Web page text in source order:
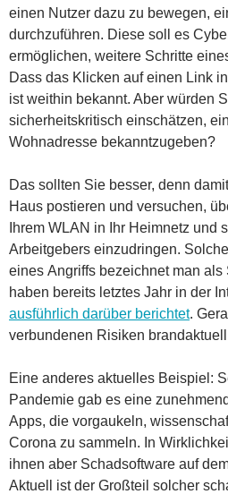
einen Nutzer dazu zu bewegen,
durchzuführen. Diese soll es
ermöglichen, weitere Schritte
Dass das Klicken auf einen Link
ist weithin bekannt. Aber würden
sicherheitskritisch einschätzen,
Wohnadresse bekanntzugeben?
Das sollten Sie besser, denn
Haus postieren und versuchen,
Ihrem WLAN in Ihr Heimnetz und
Arbeitgebers einzudringen.
eines Angriffs bezeichnet man
haben bereits letztes Jahr in der
ausführlich darüber berichtet.
verbundenen Risiken
Eine anderes aktuelles Beispiel:
Pandemie gab es eine
Apps, die vorgaukeln,
Corona zu sammeln. In
ihnen aber Schadsoftware auf
Aktuell ist der Großteil solcher